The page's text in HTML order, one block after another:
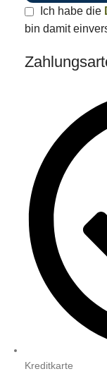
Ich habe die
bin damit
Kreditkarte